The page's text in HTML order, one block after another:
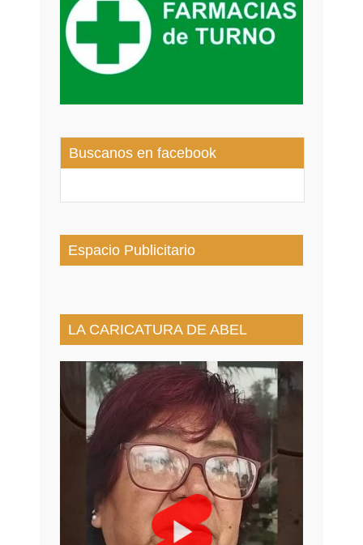
Buscanos en facebook
Espacio Publicitario
LA CARICATURA DE ABEL